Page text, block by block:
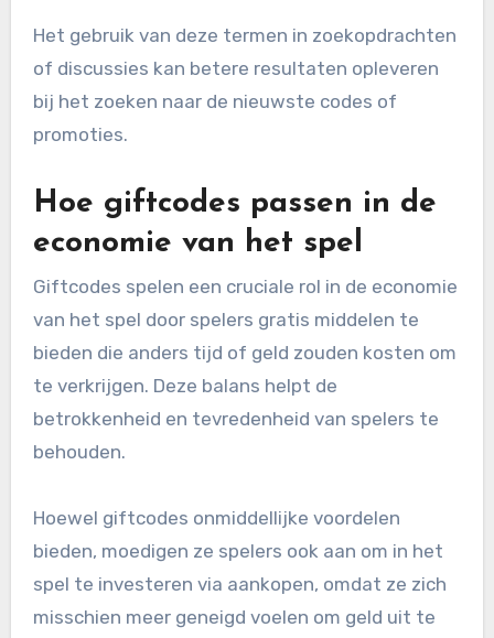
Het gebruik van deze termen in zoekopdrachten
of discussies kan betere resultaten opleveren
bij het zoeken naar de nieuwste codes of
promoties.
Hoe giftcodes passen in de
economie van het spel
Giftcodes spelen een cruciale rol in de economie
van het spel door spelers gratis middelen te
bieden die anders tijd of geld zouden kosten om
te verkrijgen. Deze balans helpt de
betrokkenheid en tevredenheid van spelers te
behouden.
Hoewel giftcodes onmiddellijke voordelen
bieden, moedigen ze spelers ook aan om in het
spel te investeren via aankopen, omdat ze zich
misschien meer geneigd voelen om geld uit te